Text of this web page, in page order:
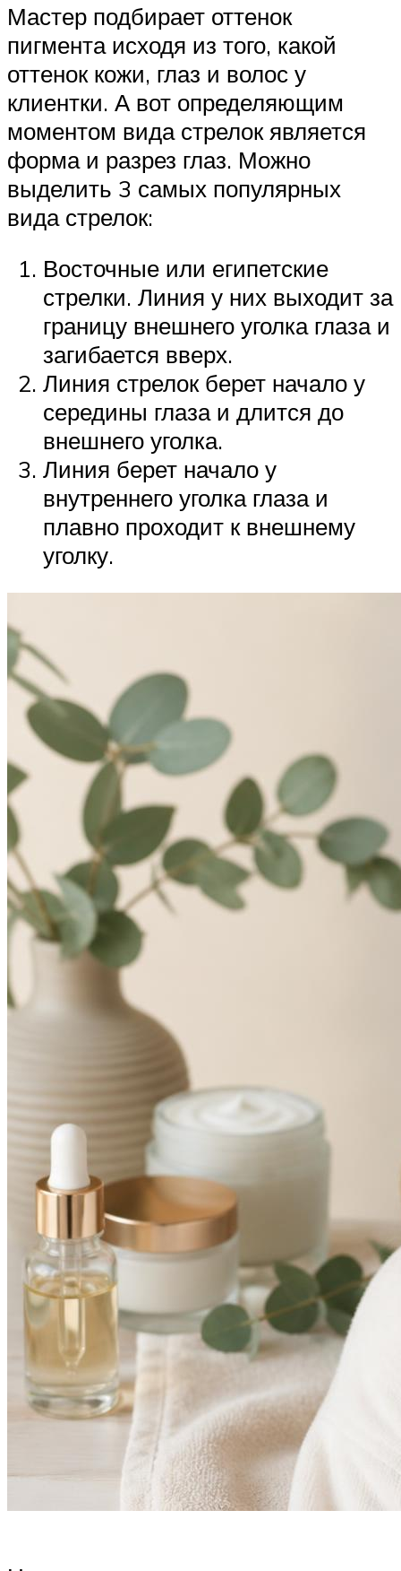
Мастер подбирает оттенок
пигмента исходя из того, какой
оттенок кожи, глаз и волос у
клиентки. А вот определяющим
моментом вида стрелок является
форма и разрез глаз. Можно
выделить 3 самых популярных
вида стрелок:
Восточные или египетские
стрелки. Линия у них выходит за
границу внешнего уголка глаза и
загибается вверх.
Линия стрелок берет начало у
середины глаза и длится до
внешнего уголка.
Линия берет начало у
внутреннего уголка глаза и
плавно проходит к внешнему
уголку.